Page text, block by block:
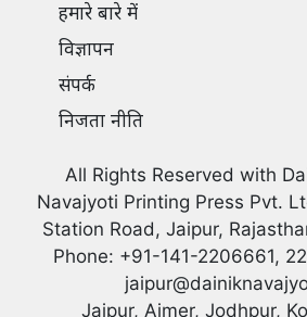
हमारे बारे में
विज्ञापन
संपर्क
निजता नीति
All Rights Reserved with
Navajyoti Printing Press Pvt.
Station Road, Jaipur,
Phone: +91-141-2206661,
Jaipur, Ajmer, Jodhpur,